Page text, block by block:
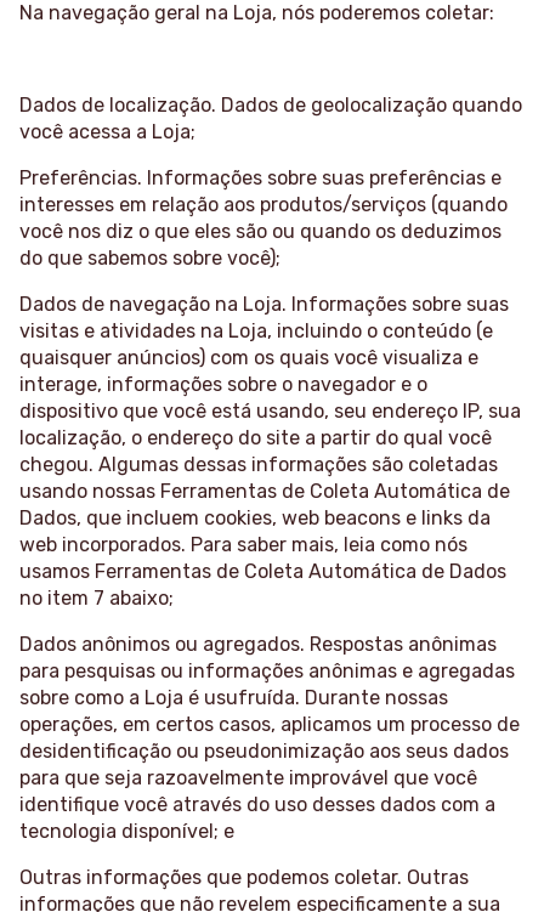
Na navegação geral na Loja, nós poderemos coletar:
Dados de localização. Dados de geolocalização quando
você acessa a Loja;
Preferências. Informações sobre suas preferências e
interesses em relação aos produtos/serviços (quando
você nos diz o que eles são ou quando os deduzimos
do que sabemos sobre você);
Dados de navegação na Loja. Informações sobre suas
visitas e atividades na Loja, incluindo o conteúdo (e
quaisquer anúncios) com os quais você visualiza e
interage, informações sobre o navegador e o
dispositivo que você está usando, seu endereço IP, sua
localização, o endereço do site a partir do qual você
chegou. Algumas dessas informações são coletadas
usando nossas Ferramentas de Coleta Automática de
Dados, que incluem cookies, web beacons e links da
web incorporados. Para saber mais, leia como nós
usamos Ferramentas de Coleta Automática de Dados
no item 7 abaixo;
Dados anônimos ou agregados. Respostas anônimas
para pesquisas ou informações anônimas e agregadas
sobre como a Loja é usufruída. Durante nossas
operações, em certos casos, aplicamos um processo de
desidentificação ou pseudonimização aos seus dados
para que seja razoavelmente improvável que você
identifique você através do uso desses dados com a
tecnologia disponível; e
Outras informações que podemos coletar. Outras
informações que não revelem especificamente a sua